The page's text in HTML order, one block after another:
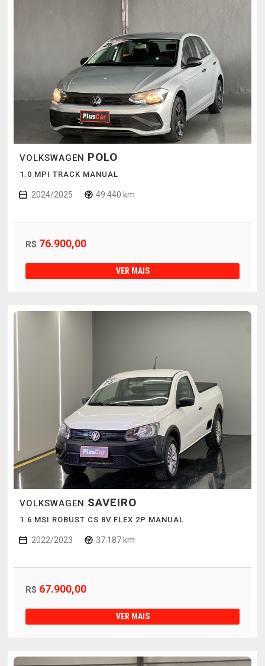
VOLKSWAGEN POLO
1.0 MPI TRACK MANUAL
2024/2025 49.440 km
R$ 76.900,00
VER MAIS
VOLKSWAGEN SAVEIRO
1.6 MSI ROBUST CS 8V FLEX 2P MANUAL
2022/2023 37.187 km
R$ 67.900,00
VER MAIS